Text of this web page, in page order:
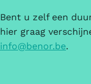
Bent u zelf een
hier graag
info@benor.be.